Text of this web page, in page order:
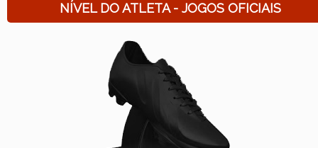
NÍVEL DO ATLETA - JOGOS OFICIAIS